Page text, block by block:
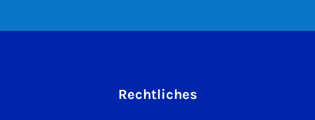
Rechtliches